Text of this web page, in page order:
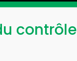
contrôle